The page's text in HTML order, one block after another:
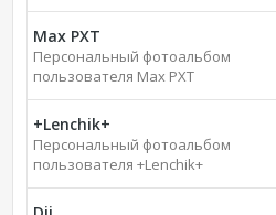
Max PXT
Персональный фотоальбом
пользователя Max PXT
+Lenchik+
Персональный фотоальбом
пользователя +Lenchik+